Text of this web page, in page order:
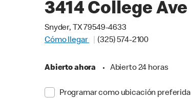
3414 College Ave
Snyder, TX 79549-4633
Cómo llegar
(325) 574-2100
Abierto ahora • Abierto 24 horas
Programar como ubicación preferida